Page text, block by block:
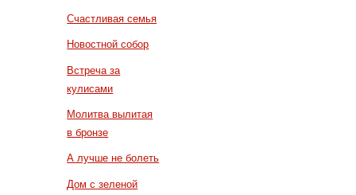
Счастливая семья
Новостной собор
Встреча за
кулисами
Молитва вылитая
в бронзе
А лучше не болеть
Дом с зеленой